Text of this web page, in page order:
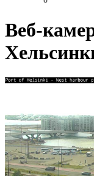
Веб-